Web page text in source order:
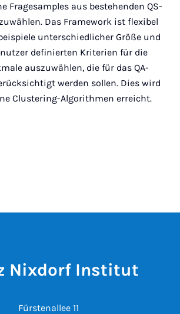
Fragesamples aus bestehenden QS-
Das Framework ist flexibel
unterschiedlicher Größe und
definierten Kriterien für die
auszuwählen, die für das QA-
werden sollen. Dies wird
Clustering-Algorithmen erreicht.
Nixdorf Institut
Fürstenallee 11